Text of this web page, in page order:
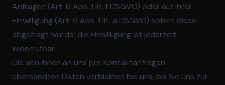
Anfragen (Art. 6 Abs. 1 lit. f DSGVO) oder auf Ihrer
Einwilligung (Art. 6 Abs. 1 lit. a DSGVO) sofern diese
abgefragt wurde; die Einwilligung ist jederzeit
widerrufbar.
Die von Ihnen an uns per Kontaktanfragen
übersandten Daten verbleiben bei uns, bis Sie uns zur